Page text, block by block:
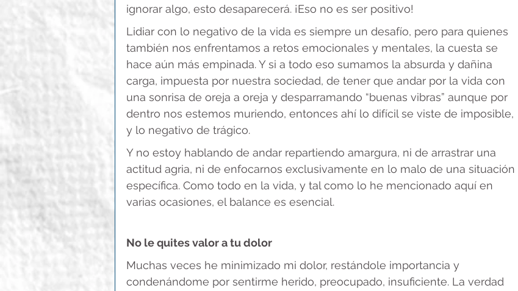
ignorar algo, esto desaparecerá. ¡Eso no es ser positivo!
Lidiar con lo negativo de la vida es siempre un desafío, pero para quienes
también nos enfrentamos a retos emocionales y mentales, la cuesta se
hace aún más empinada. Y si a todo eso sumamos la absurda y dañina
carga, impuesta por nuestra sociedad, de tener que andar por la vida con
una sonrisa de oreja a oreja y desparramando “buenas vibras” aunque por
dentro nos estemos muriendo, entonces ahí lo difícil se viste de imposible,
y lo negativo de trágico.
Y no estoy hablando de andar repartiendo amargura, ni de arrastrar una
actitud agria, ni de enfocarnos exclusivamente en lo malo de una situación
específica. Como todo en la vida, y tal como lo he mencionado aquí en
varias ocasiones, el balance es esencial.
No le quites valor a tu dolor
Muchas veces he minimizado mi dolor, restándole importancia y
condenándome por sentirme herido, preocupado, insuficiente. La verdad